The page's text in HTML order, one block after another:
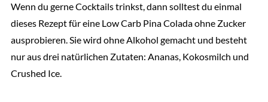
Wenn du gerne Cocktails trinkst, dann solltest du einmal
dieses Rezept für eine Low Carb Pina Colada ohne Zucker
ausprobieren. Sie wird ohne Alkohol gemacht und besteht
nur aus drei natürlichen Zutaten: Ananas, Kokosmilch und
Crushed Ice.